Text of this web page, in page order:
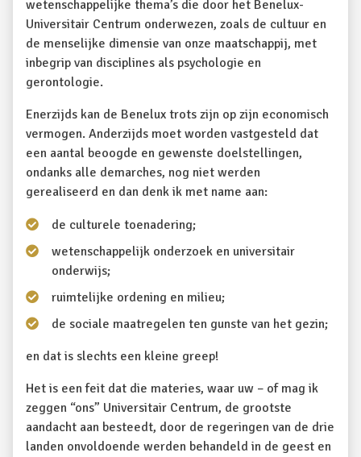
wetenschappelijke thema’s die door het Benelux-
Universitair Centrum onderwezen, zoals de cultuur en
de menselijke dimensie van onze maatschappij, met
inbegrip van disciplines als psychologie en
gerontologie.
Enerzijds kan de Benelux trots zijn op zijn economisch
vermogen. Anderzijds moet worden vastgesteld dat
een aantal beoogde en gewenste doelstellingen,
ondanks alle demarches, nog niet werden
gerealiseerd en dan denk ik met name aan:
de culturele toenadering;
wetenschappelijk onderzoek en universitair
onderwijs;
ruimtelijke ordening en milieu;
de sociale maatregelen ten gunste van het gezin;
en dat is slechts een kleine greep!
Het is een feit dat die materies, waar uw – of mag ik
zeggen “ons” Universitair Centrum, de grootste
aandacht aan besteedt, door de regeringen van de drie
landen onvoldoende werden behandeld in de geest en